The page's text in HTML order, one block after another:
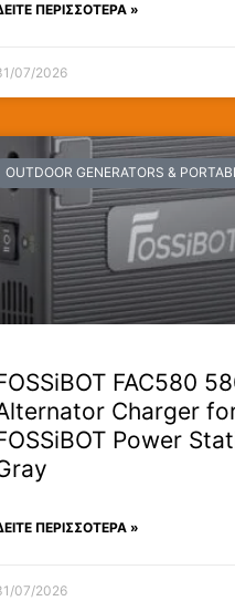
ΠΕΡΙΣΣΟΤΕΡΑ »
07/2026
OUTDOOR GENERATORS &
FAC580
Charger
Power
ΠΕΡΙΣΣΟΤΕΡΑ »
07/2026